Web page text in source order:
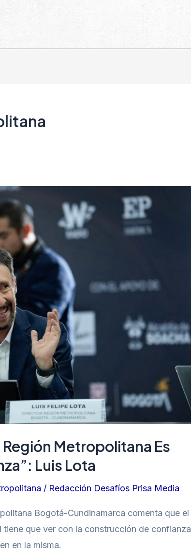
Región Metropolitana Es
Luis Lota
/ Redacción Desafíos Prisa Media
Bogotá-Cundinamarca comenta que el
que ver con la construcción de confianza
en la misma.